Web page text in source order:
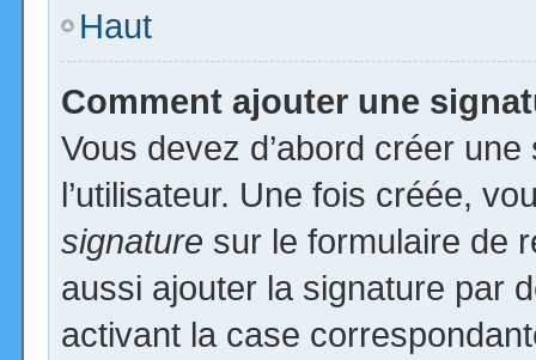
Haut
Comment ajouter une
Vous devez d’abord créer
l’utilisateur. Une fois créée,
signature sur le formulaire de
aussi ajouter la signature par
activant la case